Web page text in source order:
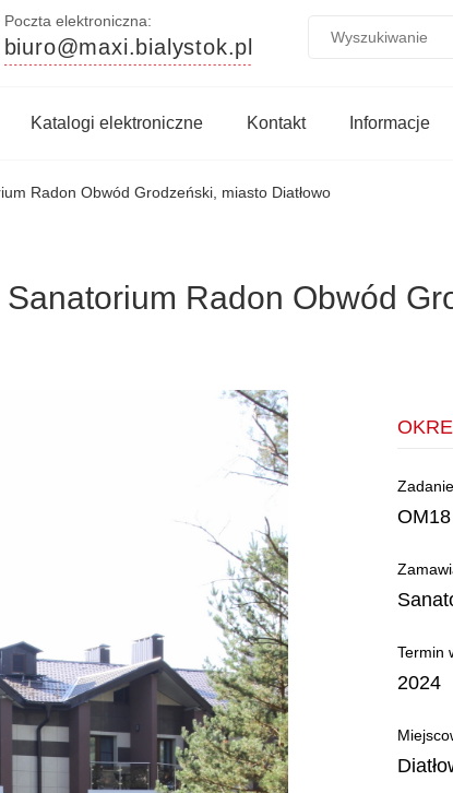
Poczta elektroniczna:
biuro@maxi.bialystok.pl
Katalogi elektroniczne Kontakt Informacje
Radon Obwód Grodzeński, miasto Diatłowo
Radon Obwód
OM18
Termin
2024